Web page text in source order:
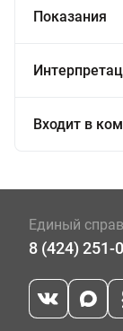
Показания
Входит в
Единый
8 (424) 251-